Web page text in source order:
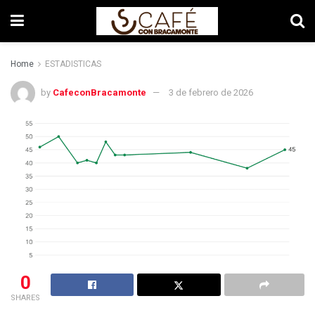
Home ESTADISTICAS
by CafeconBracamonte 3 de febrero de 2026
0
SHARES